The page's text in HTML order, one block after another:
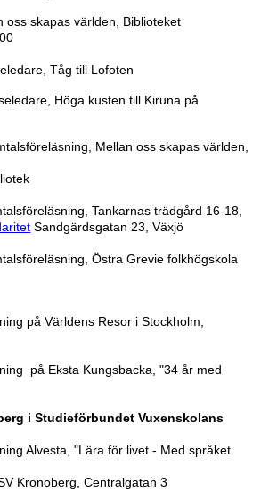
oss skapas världen, Biblioteket
Tåg till Lofoten
Höga kusten till Kiruna på
Mellan oss skapas världen,
Tankarnas trädgård 16-18,
Sandgärdsgatan 23, Växjö
Östra Grevie folkhögskola
på Världens Resor i Stockholm,
på Eksta Kungsbacka, "34 år med
i Studieförbundet Vuxenskolans
Alvesta, "Lära för livet - Med språket
Centralgatan 3